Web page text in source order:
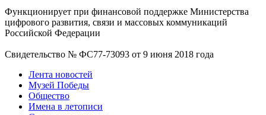
Функционирует при финансовой поддержке Министерства
цифрового развития, связи и массовых коммуникаций
Российской Федерации
Свидетельство № ФС77-73093 от 9 июня 2018 года
Лента новостей
Музей Победы
Общество
Имена в летописи